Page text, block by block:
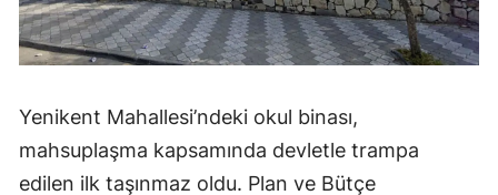
Yenikent Mahallesi’ndeki okul binası,
mahsuplaşma kapsamında devletle trampa
edilen ilk taşınmaz oldu. Plan ve Bütçe